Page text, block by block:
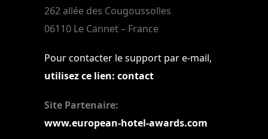
262 allée des Cougoussolles
06110 Le Cannet – France
Pour contacter le support par e-mail,
utilisez ce lien: contact
Site Partenaire:
www.european-hotel-awards.com